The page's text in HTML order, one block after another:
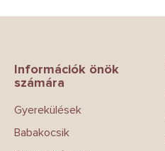
Információk önök
számára
Gyerekülések
Babakocsik